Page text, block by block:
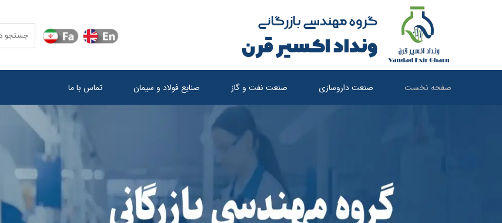
گروه مهندسی بازرگانی
ونداد اکسیر قرن
صفحه نخست صنعت داروسازی صنعت نفت و گاز صنایع فولاد و سیمان تماس با ما